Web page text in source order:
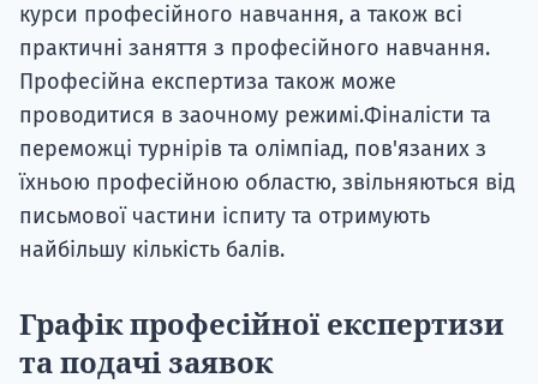
курси професійного навчання, а також всі
практичні заняття з професійного навчання.
Професійна експертиза також може
проводитися в заочному режимі.Фіналісти та
переможці турнірів та олімпіад, пов'язаних з
їхньою професійною областю, звільняються від
письмової частини іспиту та отримують
найбільшу кількість балів.
Графік професійної експертизи
та подачі заявок